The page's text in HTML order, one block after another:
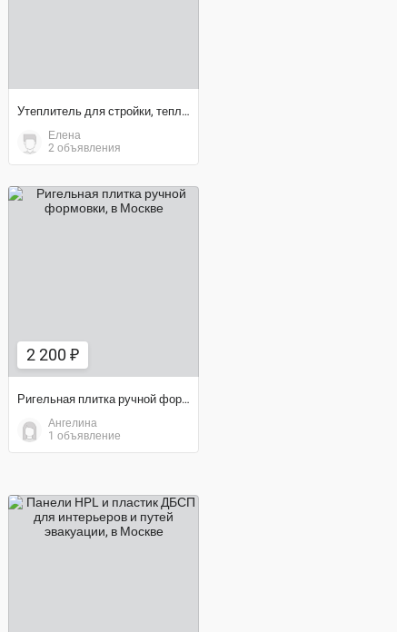
Утеплитель для стройки, теплоизоляция из каменной ваты
Елена
2 объявления
2 200 ₽
Ригельная плитка ручной формовки
Ангелина
1 объявление